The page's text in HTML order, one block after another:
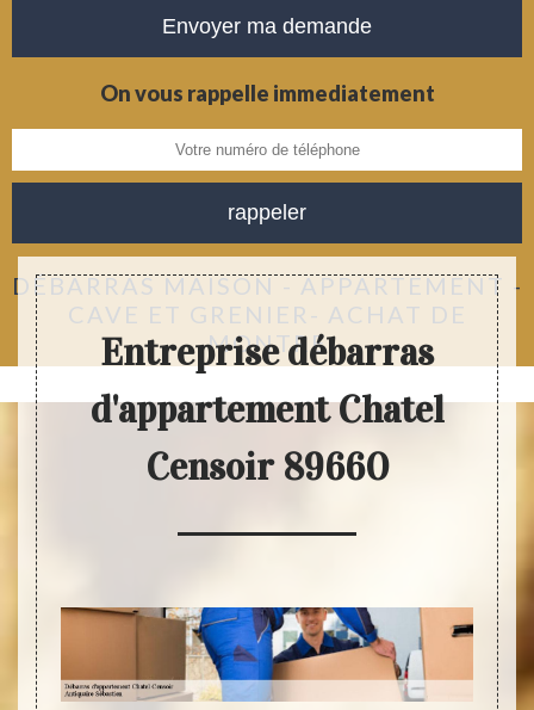
On vous rappelle immediatement
DÉBARRAS MAISON - APPARTEMENT -
CAVE ET GRENIER- ACHAT DE
MONTRE
Entreprise débarras
d'appartement Chatel
Censoir 89660